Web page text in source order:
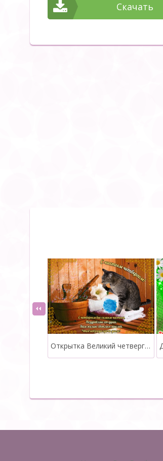
Cкачать
Открытка Великий четверг с пожеланием